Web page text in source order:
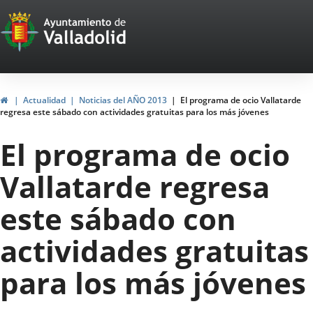
Portal
Web
del
Ayuntamiento
de
Valladolid
InicioActualidad Noticias del AÑO 2013
El programa de ocio Vallatarde
regresa este sábado con actividades gratuitas para los más jóvenes
El programa de ocio
Vallatarde regresa
este sábado con
actividades gratuitas
para los más jóvenes